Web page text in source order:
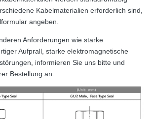
Kabelmaterialien erforderlich sind,
angeben.
Anforderungen wie starke
Aufprall, starke elektromagnetische
informieren Sie uns bitte und
Bestellung an.